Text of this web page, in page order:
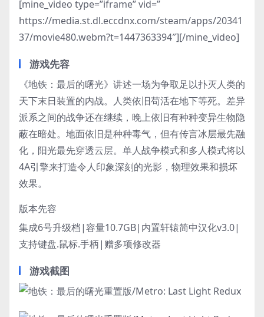
[mine_video type=”iframe” vid=”
https://media.st.dl.eccdnx.com/steam/apps/20341
37/movie480.webm?t=1447363394″][/mine_video]
游戏先容
《地铁：最后的曙光》讲述一场为争取足以扑灭人类的
天下末日装置的内战。人类依旧苟活在地下等死。差异
派系之间的战争还在继续，晚上依旧有种种变异生物隐
蔽在暗处。地面依旧是种种毒气，但有传言冰层最先融
化，阳光最先穿透云层。单人战争模式和多人模式将以
4A引擎来打造令人印象深刻的光影，物理效果和损坏
效果。
版本先容
集成6号升级档|容量10.7GB|内置轩辕简中汉化v3.0|
支持键盘.鼠标.手柄|赠多项修改器
游戏截图